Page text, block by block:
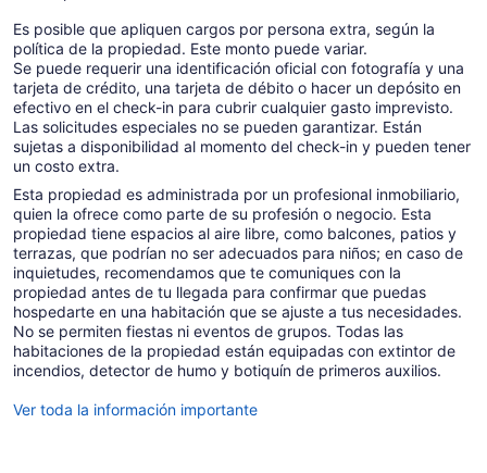
Es posible que apliquen cargos por persona extra, según la
política de la propiedad. Este monto puede variar.
Se puede requerir una identificación oficial con fotografía y una
tarjeta de crédito, una tarjeta de débito o hacer un depósito en
efectivo en el check-in para cubrir cualquier gasto imprevisto.
Las solicitudes especiales no se pueden garantizar. Están
sujetas a disponibilidad al momento del check-in y pueden tener
un costo extra.
Esta propiedad es administrada por un profesional inmobiliario,
quien la ofrece como parte de su profesión o negocio. Esta
propiedad tiene espacios al aire libre, como balcones, patios y
terrazas, que podrían no ser adecuados para niños; en caso de
inquietudes, recomendamos que te comuniques con la
propiedad antes de tu llegada para confirmar que puedas
hospedarte en una habitación que se ajuste a tus necesidades.
No se permiten fiestas ni eventos de grupos. Todas las
habitaciones de la propiedad están equipadas con extintor de
incendios, detector de humo y botiquín de primeros auxilios.
Ver toda la información importante